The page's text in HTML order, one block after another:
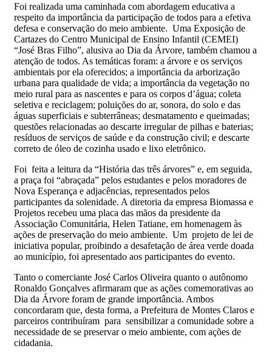
Foi realizada uma caminhada com abordagem educativa a
respeito da importância da participação de todos para a efetiva
defesa e conservação do meio ambiente. Uma Exposição de
Cartazes do Centro Municipal de Ensino Infantil (CEMEI)
“José Bras Filho”, alusiva ao Dia da Árvore, também chamou a
atenção de todos. As temáticas foram: a árvore e os serviços
ambientais por ela oferecidos; a importância da arborização
urbana para qualidade de vida; a importância da vegetação no
meio rural para as nascentes e para os corpos d’água; coleta
seletiva e reciclagem; poluições do ar, sonora, do solo e das
águas superficiais e subterrâneas; desmatamento e queimadas;
questões relacionadas ao descarte irregular de pilhas e baterias;
resíduos de serviços de saúde e da construção civil; e descarte
correto de óleo de cozinha usado e lixo eletrônico.
Foi feita a leitura da “História das três árvores” e, em seguida,
a praça foi “abraçada” pelos estudantes e pelos moradores de
Nova Esperança e adjacências, representados pelos
participantes da solenidade. A diretoria da empresa Biomassa e
Projetos recebeu uma placa das mãos da presidente da
Associação Comunitária, Helen Tatiane, em homenagem às
ações de preservação do meio ambiente. Um projeto de lei de
iniciativa popular, proibindo a desafetação de área verde doada
ao município, foi apresentado aos participantes do evento.
Tanto o comerciante José Carlos Oliveira quanto o autônomo
Ronaldo Gonçalves afirmaram que as ações comemorativas ao
Dia da Árvore foram de grande importância. Ambos
concordaram que, desta forma, a Prefeitura de Montes Claros e
parceiros contribuíram para sensibilizar a comunidade sobre a
necessidade de se preservar o meio ambiente, com ações de
cidadania.